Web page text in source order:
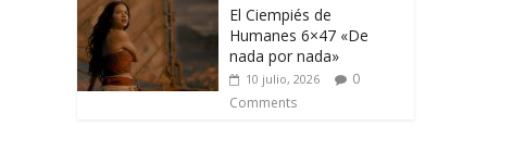
El Ciempiés de
Humanes 6×47 «De
nada por nada»
10 julio, 2026
0
Comments